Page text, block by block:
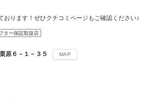
おります！ぜひクチコミページもご確認ください♪
ター保証取扱店
原６－１－３５ MAP